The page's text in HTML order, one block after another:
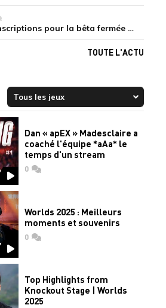
HoYoverse ouvre les inscriptions pour la bêta fermée de Honkai : Nexus Anima
TOUTE L'ACTU
Dan « apEX » Madesclaire a
coaché l'équipe *aAa* le
temps d'un stream
0commentaires
Worlds 2025 : Meilleurs
moments et souvenirs
0commentaires
Top Highlights from
Knockout Stage | Worlds
2025